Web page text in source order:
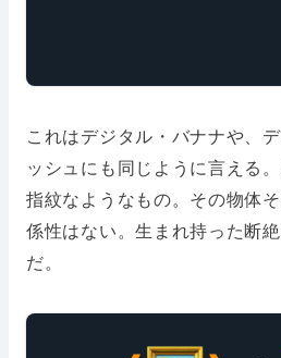
これはデジタル・バナナや、
ッシュにも同じように言える
指紋なようなもの。その物体
係性はない。生まれ持った断
だ。